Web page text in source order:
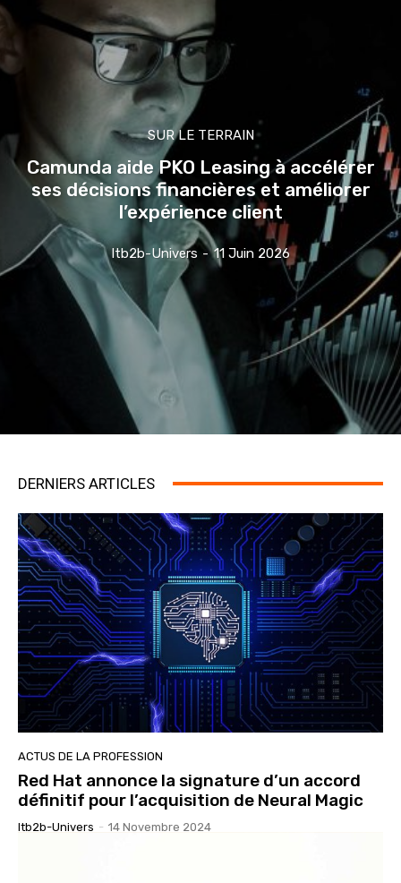
SUR LE TERRAIN
Camunda aide PKO Leasing à accélérer
ses décisions financières et améliorer
l’expérience client
Itb2b-Univers - 11 Juin 2026
DERNIERS ARTICLES
ACTUS DE LA PROFESSION
Red Hat annonce la signature d’un accord
définitif pour l’acquisition de Neural Magic
Itb2b-Univers - 14 Novembre 2024